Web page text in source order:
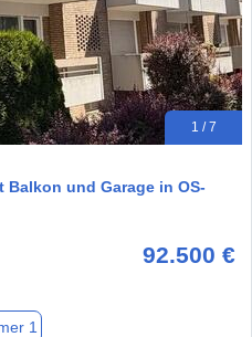
1 / 7
Balkon und Garage in OS-
92.500 €
1